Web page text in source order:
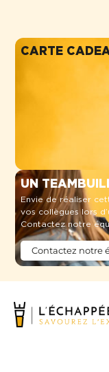
CARTE
UN
Envie de réaliser
vos collègues lors
Contactez notre
Contactez notre